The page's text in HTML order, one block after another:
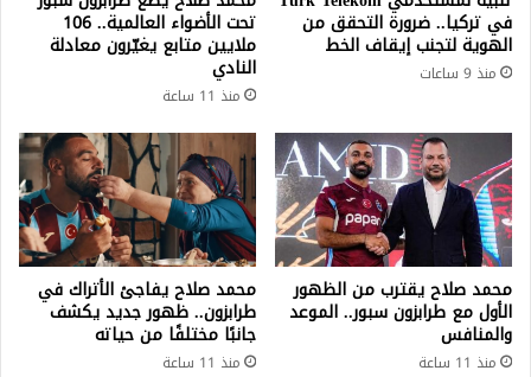
في تركيا.. ضرورة التحقق من
الهوية لتجنب إيقاف الخط
منذ 9 ساعات
تحت الأضواء العالمية.. 106
ملايين متابع يغيّرون معادلة
النادي
منذ 11 ساعة
محمد صلاح يقترب من الظهور
الأول مع طرابزون سبور.. الموعد
والمنافس
منذ 11 ساعة
محمد صلاح يفاجئ الأتراك في
طرابزون.. ظهور جديد يكشف
جانبًا مختلفًا من حياته
منذ 11 ساعة